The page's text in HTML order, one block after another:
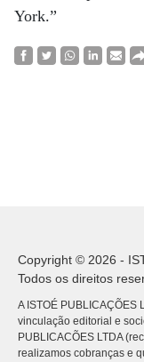
York.”
Copyright © 2026 -
Todos os direitos
A ISTOÉ PUBLICAÇÕES
vinculação editorial e
PUBLICACÕES LTDA
realizamos cobranças e